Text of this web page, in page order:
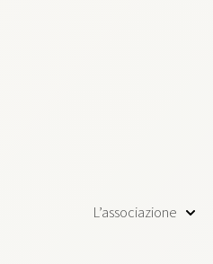
L’associazione